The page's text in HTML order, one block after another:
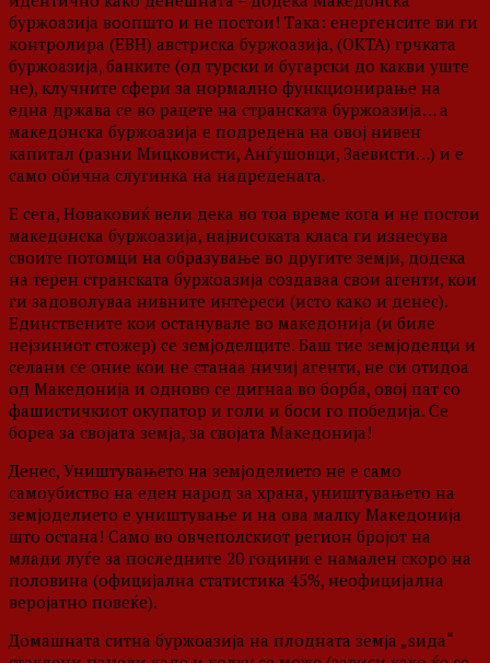
буржоазија воопшто и не постои! Така: енергенсите ви ги
контролира (ЕВН) австриска буржоазија, (ОКТА) грчката
буржоазија, банките (од турски и бугарски до какви уште
не), клучните сфери за нормално функционирање на
една држава се во рацете на странската буржоазија… а
македонска буржоазија е подредена на овој нивен
капитал (разни Мицковисти, Анѓушовци, Заевисти…) и е
само обична слугинка на надредената.
Е сега, Новаковиќ вели дека во тоа време кога и не постои
македонска буржоазија, највисоката класа ги изнесува
своите потомци на образување во другите земји, додека
на терен странската буржоазија создаваа свои агенти, кои
ги задоволуваа нивните интереси (исто како и денес).
Единствените кои останувале во македонија (и биле
нејзиниот стожер) се земјоделците. Баш тие земјоделци и
селани се оние кои не станаа ничиј агенти, не си отидоа
од Македонија и одново се дигнаа во борба, овој пат со
фашистичкиот окупатор и голи и боси го победија. Се
бореа за својата земја, за својата Македонија!
Денес, Уништувањето на земјоделието не е само
самоубиство на еден народ за храна, уништувањето на
земјоделието е уништување и на ова малку Македонија
што остана! Само во овчеполскиот регион бројот на
млади луѓе за последните 20 години е намален скоро на
половина (официјална статистика 45%, неофицијална
веројатно повеќе).
Домашната ситна буржоазија на плодната земја „ѕида“